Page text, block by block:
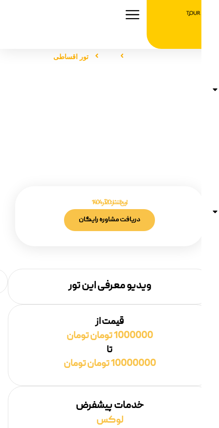
تور تور اقساطی
20 آذر 1404
دریافت مشاوره رایگان
ویدیو معرفی این تور
قیمت از
1000000 تومان تومان
10000000 تومان تومان
خدمات پیشفرض
لوکس